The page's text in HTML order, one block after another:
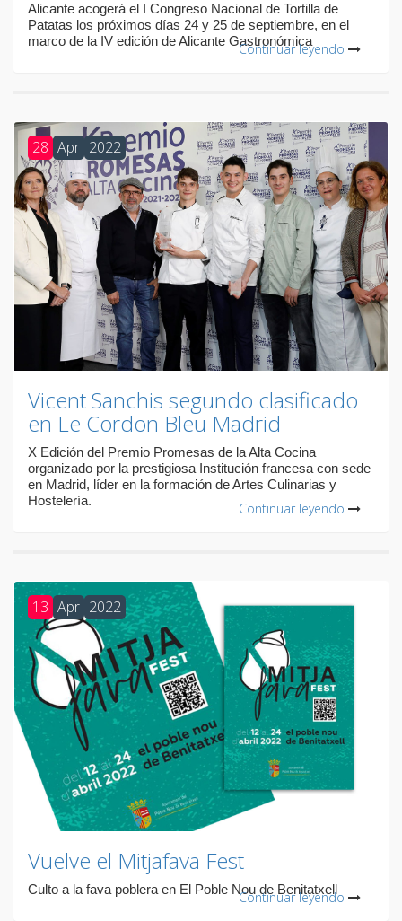
Alicante acogerá el I Congreso Nacional de Tortilla de
Patatas los próximos días 24 y 25 de septiembre, en el
marco de la IV edición de Alicante Gastronómica
Continuar leyendo
28 Apr 2022
Vicent Sanchis segundo clasificado
en Le Cordon Bleu Madrid
X Edición del Premio Promesas de la Alta Cocina
organizado por la prestigiosa Institución francesa con sede
en Madrid, líder en la formación de Artes Culinarias y
Hostelería.
Continuar leyendo
13 Apr 2022
Vuelve el Mitjafava Fest
Culto a la fava poblera en El Poble Nou de Benitatxell
Continuar leyendo